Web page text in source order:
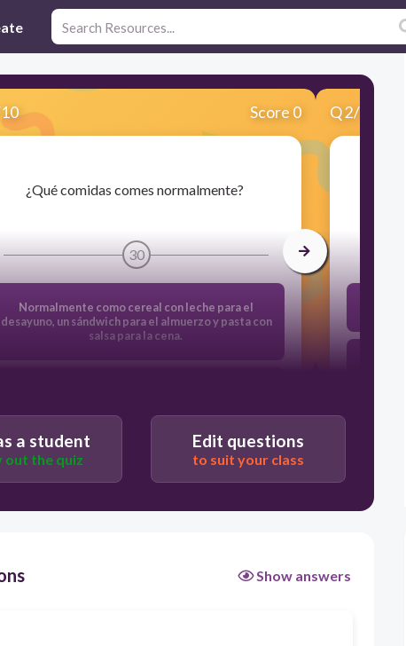
10 Score 0
​¿Qué comidas comes normalmente?
30
Normalmente como cereal con leche para el
desayuno, un sándwich para el almuerzo y pasta con
salsa para la cena.
cena.
Normalmente comer cereal con leche para el
Q2/10
a student
out the quiz
Edit questions
to suit your class
Show answers